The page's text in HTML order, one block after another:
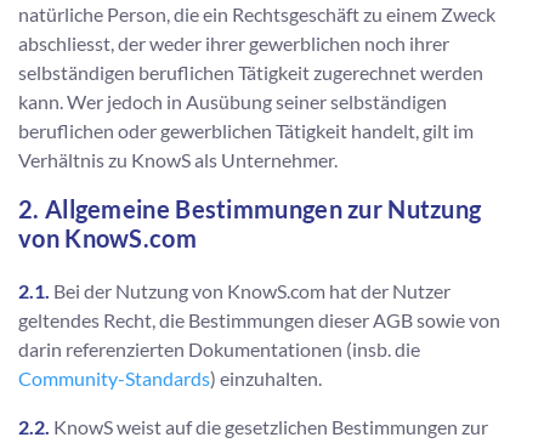
natürliche Person, die ein Rechtsgeschäft zu einem Zweck
abschliesst, der weder ihrer gewerblichen noch ihrer
selbständigen beruflichen Tätigkeit zugerechnet werden
kann. Wer jedoch in Ausübung seiner selbständigen
beruflichen oder gewerblichen Tätigkeit handelt, gilt im
Verhältnis zu KnowS als Unternehmer.
2. Allgemeine Bestimmungen zur Nutzung
von KnowS.com
2.1. Bei der Nutzung von KnowS.com hat der Nutzer
geltendes Recht, die Bestimmungen dieser AGB sowie von
darin referenzierten Dokumentationen (insb. die
Community-Standards) einzuhalten.
2.2. KnowS weist auf die gesetzlichen Bestimmungen zur